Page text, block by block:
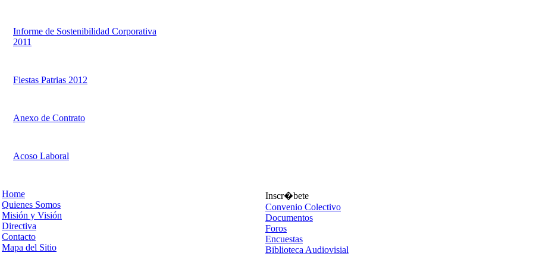
Informe de Sostenibilidad Corporativa
2011
Fiestas Patrias 2012
Anexo de Contrato
Acoso Laboral
Home
Quienes Somos
Misión y Visión
Directiva
Contacto
Mapa del Sitio
Inscr�bete
Convenio Colectivo
Documentos
Foros
Encuestas
Biblioteca Audiovisial